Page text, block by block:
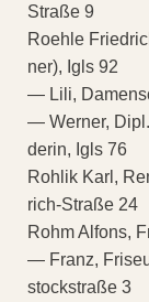
Straße 9
Roehle
ner), Igls 92
— Lili,
— Werner,
derin, Igls 76
Rohlik Karl,
rich-Straße 24
Rohm Alfons,
— Franz,
stockstraße 3